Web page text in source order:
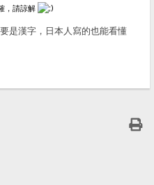
，請諒解
是漢字，日本人寫的也能看懂